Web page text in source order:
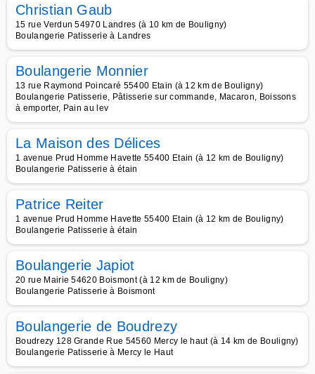
Christian Gaub
15 rue Verdun 54970 Landres (à 10 km de Bouligny)
Boulangerie Patisserie à Landres
Boulangerie Monnier
13 rue Raymond Poincaré 55400 Etain (à 12 km de Bouligny)
Boulangerie Patisserie, Pâtisserie sur commande, Macaron, Boissons
à emporter, Pain au lev
La Maison des Délices
1 avenue Prud Homme Havette 55400 Etain (à 12 km de Bouligny)
Boulangerie Patisserie à étain
Patrice Reiter
1 avenue Prud Homme Havette 55400 Etain (à 12 km de Bouligny)
Boulangerie Patisserie à étain
Boulangerie Japiot
20 rue Mairie 54620 Boismont (à 12 km de Bouligny)
Boulangerie Patisserie à Boismont
Boulangerie de Boudrezy
Boudrezy 128 Grande Rue 54560 Mercy le haut (à 14 km de Bouligny)
Boulangerie Patisserie à Mercy le Haut